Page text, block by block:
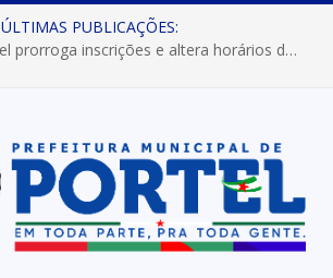
ÚLTIMAS PUBLICAÇÕES:
Prefeitura de Portel prorroga inscrições e altera horários dos concursos “Musa” e “Miss Mix Verão 2026”